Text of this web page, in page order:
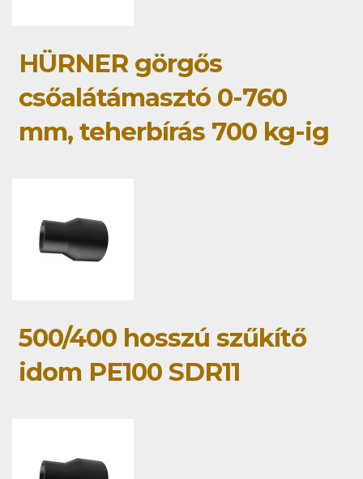
HÜRNER görgős
csőalátámasztó 0-760
mm, teherbírás 700 kg-ig
500/400 hosszú szűkítő
idom PE100 SDR11